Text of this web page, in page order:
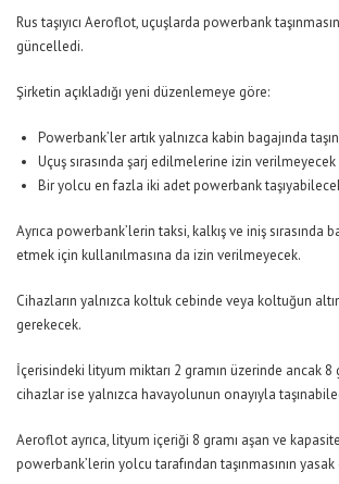
Rus taşıyıcı Aeroflot, uçuşlarda powerbank
güncelledi.
Şirketin açıkladığı yeni düzenlemeye göre:
Powerbank’ler artık yalnızca kabin bagajında
Uçuş sırasında şarj edilmelerine izin verilmeyecek
Bir yolcu en fazla iki adet powerbank
Ayrıca powerbank’lerin taksi, kalkış ve iniş sırasında
etmek için kullanılmasına da izin verilmeyecek.
Cihazların yalnızca koltuk cebinde veya koltuğun
gerekecek.
İçerisindeki lityum miktarı 2 gramın üzerinde ancak 8
cihazlar ise yalnızca havayolunun onayıyla
Aeroflot ayrıca, lityum içeriği 8 gramı aşan ve
powerbank’lerin yolcu tarafından taşınmasının